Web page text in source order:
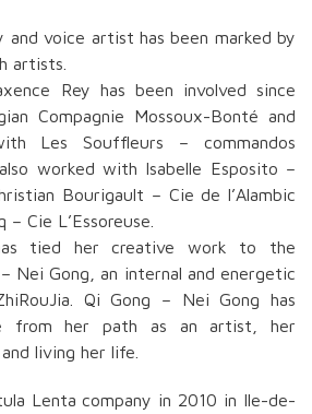
and voice artist has been marked by
artists.
Rey has been involved since
Compagnie Mossoux-Bonté and
Les Souffleurs – commandos
worked with Isabelle Esposito –
Bourigault – Cie de l’Alambic
Cie L’Essoreuse.
tied her creative work to the
Nei Gong, an internal and energetic
Qi Gong – Nei Gong has
from her path as an artist, her
living her life.
Lenta company in 2010 in Ile-de-